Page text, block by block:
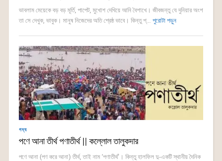
ভাবলাম মেয়েকে বড় বড় মূ‌র্তি, পাপেট, মুখোশ দে‌খিয়ে আনি বৈশাখে। জীবজন্তু যে দ‌ু‌নিয়ার অংশ
তা সে দেখুক, ভাবুক। মানুষ নিজেদের অতি শ্রেষ্ঠ ভাবে। কিন্তু প্... পুরোটা পড়ুন
গদ্য
পণে আনা তীর্থ পণাতীর্থ || কল্লোল তালুকদার
পণে আনা (পণ করে আনা) তীর্থ, তাই নাম ‘পণাতীর্থ’। কিন্তু হালফিল দু-একটি স্থানীয় দৈনিক